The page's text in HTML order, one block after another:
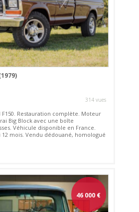
314 vues
F150. Restauration complète. Moteur
Big Block avec une boîte
Véhicule disponible en France.
12 mois. Vendu dédouané, homologué
46 000 €